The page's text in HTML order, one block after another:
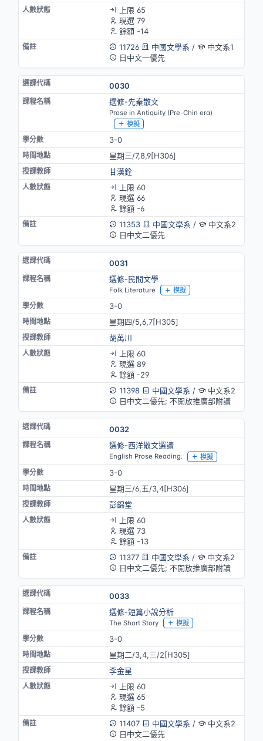
上限 65
現選 79
餘額 -14
11726
中國文學系 /
中文系1
日中文一優先
0030
選修-先秦散文
Prose in Antiquity (Pre-Chin era)
模擬
3-0
星期三/7,8,9[H306]
甘漢銓
上限 60
現選 66
餘額 -6
11353
中國文學系 /
中文系2
日中文二優先
0031
選修-民間文學
Folk Literature 模擬
3-0
星期四/5,6,7[H305]
胡萬川
上限 60
現選 89
餘額 -29
11398
中國文學系 /
中文系2
日中文二優先; 不開放推廣部附讀
0032
選修-西洋散文選讀
English Prose Reading. 模擬
3-0
星期三/6,五/3,4[H306]
彭錦堂
上限 60
現選 73
餘額 -13
11377
中國文學系 /
中文系2
日中文二優先; 不開放推廣部附讀
0033
選修-短篇小說分析
The Short Story 模擬
3-0
星期二/3,4,三/2[H305]
李金星
上限 60
現選 65
餘額 -5
11407
中國文學系 /
中文系2
日中文二優先